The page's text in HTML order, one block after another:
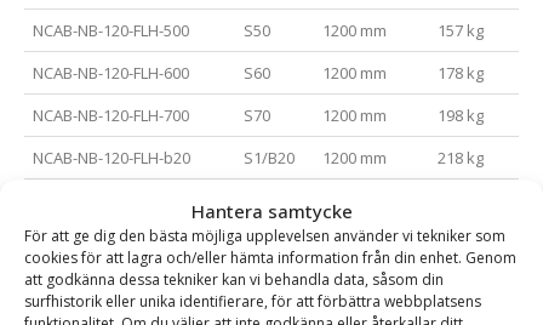
Hantera samtycke
För att ge dig den bästa möjliga upplevelsen använder vi tekniker som
cookies för att lagra och/eller hämta information från din enhet. Genom
att godkänna dessa tekniker kan vi behandla data, såsom din
surfhistorik eller unika identifierare, för att förbättra webbplatsens
NCAB-NB-120-FLH-500
S50 1200 mm
157 kg
NCAB-NB-120-FLH-600
S60 1200 mm
178 kg
NCAB-NB-120-FLH-700
S70 1200 mm
198 kg
NCAB-NB-120-FLH-b20
S1/B20 1200 mm
218 kg
NCAB-NB-150-FLH-300-180
S30/180 1500 mm
163 kg
NCAB-NB-150-FLH-400
S40 1500 mm
169 kg